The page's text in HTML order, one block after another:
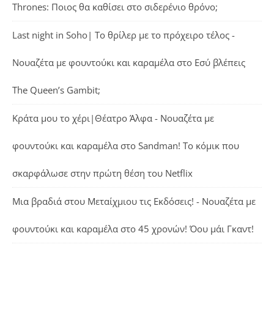
Thrones: Ποιος θα καθίσει στο σιδερένιο θρόνο;
Last night in Soho| Το θρίλερ με το πρόχειρο τέλος -
Νουαζέτα με φουντούκι και καραμέλα στο Εσύ βλέπεις
The Queen’s Gambit;
Κράτα μου το χέρι|Θέατρο Άλφα - Νουαζέτα με
φουντούκι και καραμέλα στο Sandman! Το κόμικ που
σκαρφάλωσε στην πρώτη θέση του Netflix
Μια βραδιά στου Μεταίχμιου τις Εκδόσεις! - Νουαζέτα με
φουντούκι και καραμέλα στο 45 χρονών! Όου μάι Γκαντ!